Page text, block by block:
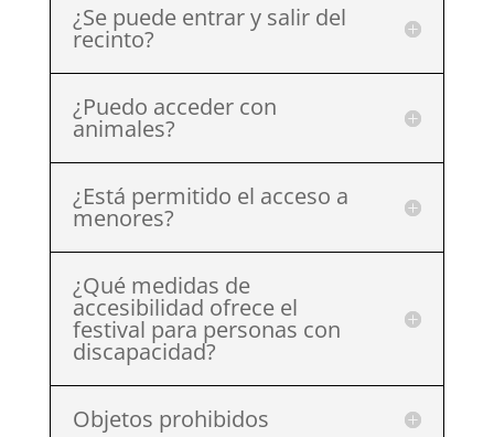
¿Se puede entrar y salir del
recinto?
¿Puedo acceder con
animales?
¿Está permitido el acceso a
menores?
¿Qué medidas de
accesibilidad ofrece el
festival para personas con
discapacidad?
Objetos prohibidos